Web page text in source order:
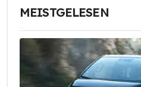
MEISTGELESEN